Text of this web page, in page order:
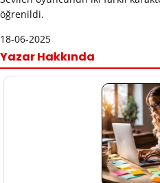
öğrenildi.
18-06-2025
Yazar Hakkında